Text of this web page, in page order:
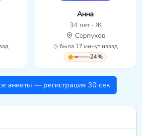
Анна
34 лет · Ж
Серпухов
была 17 минут назад
24%
анкеты — регистрация 30 сек